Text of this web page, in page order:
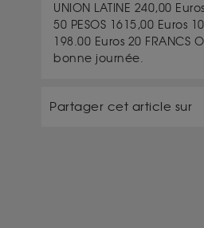
UNION LATINE 240,00
50 PESOS 1615,00 Euros
198.00 Euros 20 FRANCS
bonne journée.
Partager cet article sur